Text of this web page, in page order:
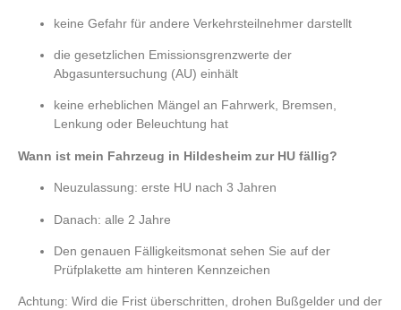
keine Gefahr für andere Verkehrsteilnehmer darstellt
die gesetzlichen Emissionsgrenzwerte der
Abgasuntersuchung (AU) einhält
keine erheblichen Mängel an Fahrwerk, Bremsen,
Lenkung oder Beleuchtung hat
Wann ist mein Fahrzeug in Hildesheim zur HU fällig?
Neuzulassung: erste HU nach 3 Jahren
Danach: alle 2 Jahre
Den genauen Fälligkeitsmonat sehen Sie auf der
Prüfplakette am hinteren Kennzeichen
Achtung: Wird die Frist überschritten, drohen Bußgelder und der